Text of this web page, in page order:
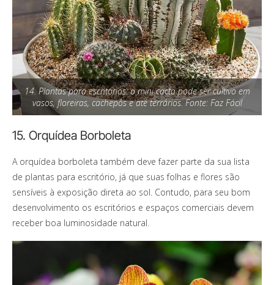
14. Plantas para escritórios: o mini cacto pode ser cultivo em
vasos, floreiras, cachepôs e até terrários. Fonte: Faz Fácil
15. Orquídea Borboleta
A orquídea borboleta também deve fazer parte da sua lista
de plantas para escritório, já que suas folhas e flores são
sensíveis à exposição direta ao sol. Contudo, para seu bom
desenvolvimento os escritórios e espaços comerciais devem
receber boa luminosidade natural.